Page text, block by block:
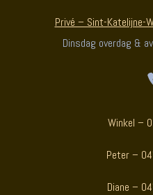
Privé – Sint-Katelijne-
Dinsdag overdag &
Winkel –
Peter –
Diane –